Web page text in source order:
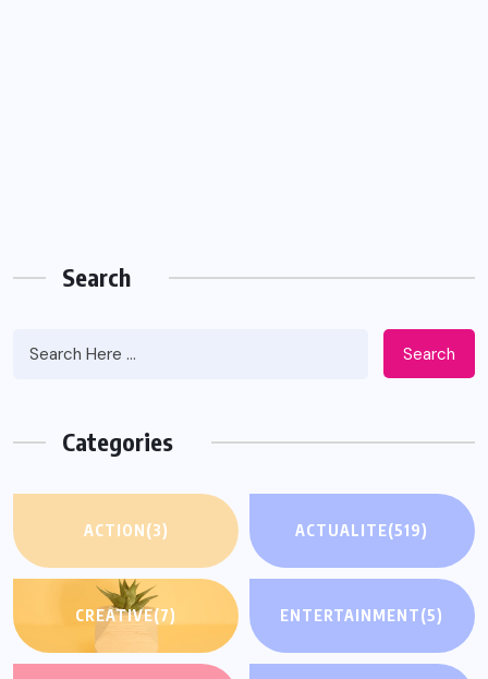
Search
Search
Categories
ACTION(3) ACTUALITE(519)
CREATIVE(7) ENTERTAINMENT(5)